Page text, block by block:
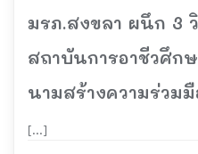
มรภ.สงขลา ผนึก 3
สถาบันการอาชีวศึก
นามสร้างความร่วม
โควตา ปั้นบัณฑิตพัฒ
[…]